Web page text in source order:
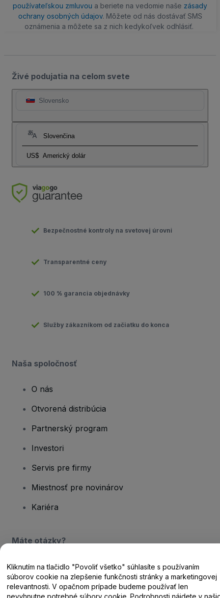
používateľskou zmluvou a beriete na vedomie naše zásady
ochrany osobných údajov. Môžete od nás dostávať SMS
oznámenia a môžete sa z nich kedykoľvek odhlásiť.
Živé podujatia na celom svete
Slovensko
Slovenčina
US$ Americký dolár
Bezpečnostné kontroly na svetovej úrovni
Transparentné ceny
100 % garancia objednávky
Služby zákazníkom od začiatku do konca
Naša spoločnosť
O nás
Otvorená distribúcia
Partnerský program
Investori
Servis pre firmy
Miestnosť pre novinárov
Kariéra
Máte otázky?
Centrum pomoci / Kontaktujte nás
Kliknutím na tlačidlo "Povoliť všetko" súhlasíte s používaním
súborov cookie na zlepšenie funkčnosti stránky a marketingovej
relevantnosti. V opačnom prípade budeme používať len
nevyhnutne potrebné súbory cookie. Podrobnosti nájdete v